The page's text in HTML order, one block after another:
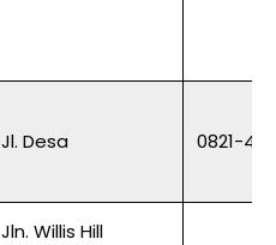
Jl. Desa 0821-
Jln. Willis Hill